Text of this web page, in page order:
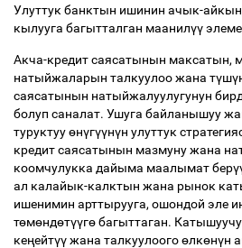
Улуттук банктын ишинин ачык-
кылууга багытталган маанилүү
Акча-кредит саясатынын максатын,
натыйжаларын талкуулоо жана түшү
саясатынын натыйжалуулугунун
болуп саналат. Ушуга байланышуу
туруктууөнүгүүнүн улуттук
кредит саясатынын мазмуну жана
коомчулукка дайыма маалымат бер
ал калайык-калктын жана рынок
ишенимин арттырууга, ошондой эле
төмөндөтүүгөбагыттаган.
кеңейтүүжана талкуулоогоөлкөнүн